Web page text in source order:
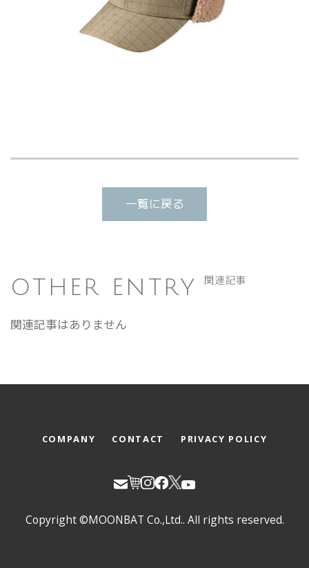
一覧に戻る
OTHER ENTRY 関連記事
関連記事はありません
COMPANY CONTACT PRIVACY POLICY
Copyright ©MOONBAT Co.,Ltd.. All rights reserved.